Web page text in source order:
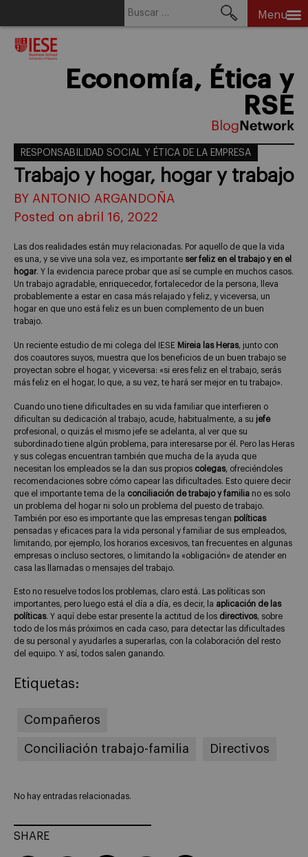
Menu
Economía, Ética y
RSE
RESPONSABILIDAD SOCIAL Y ÉTICA DE LA EMPRESA
Trabajo y hogar, hogar y trabajo
BY ANTONIO ARGANDOÑA
Posted on abril 16, 2022
Las dos realidades están muy relacionadas. Por aquello de que la vida
es una, y se vive una sola vez, es importante ser feliz en el trabajo y en el
hogar. Y la evidencia parece probar que así se cumple en muchos casos.
Un trabajo agradable, enriquecedor, fortalecedor de la persona, lleva
probablemente a estar en casa más relajado y feliz, y viceversa, un
hogar en que uno está feliz es un buen complemento de un buen
trabajo.
Un reciente estudio de mi colega del IESE Mireia las Heras, junto con
dos coautores suyos, muestra que los beneficios de un buen trabajo se
proyectan sobre el hogar, y viceversa: «si eres feliz en el trabajo, serás
más feliz en el hogar, lo que, a su vez, te hará ser mejor en tu trabajo».
Cuando uno tiene dificultades en su vida familiar que interfieren o
dificultan su dedicación al trabajo, acude, habitualmente, a su jefe
profesional, o quizás el mismo jefe se adelanta, al ver que su
subordinado tiene algún problema, para interesarse por él. Pero las Heras
y sus colegas encuentran también que mucha de la ayuda que
necesitan los empleados se la dan sus propios colegas, ofreciéndoles
recomendaciones sobre cómo capear las dificultades. Esto quiere decir
que el importante tema de la conciliación de trabajo y familia no es solo
un problema del hogar ni solo un problema del puesto de trabajo.
También por eso es importante que las empresas tengan políticas
pensadas y eficaces para la vida personal y familiar de sus empleados,
limitando, por ejemplo, los horarios excesivos, tan frecuentes en algunas
empresas o incluso sectores, o limitando la «obligación» de atender en
casa las llamadas o mensajes del trabajo.
Esto no resuelve todos los problemas, claro está. Las políticas son
importantes, pero luego está el día a día, es decir, la aplicación de las
políticas. Y aquí debe estar presente la actitud de los directivos, sobre
todo de los más próximos en cada caso, para detectar las dificultades
de su personal y ayudarles a superarlas, con la colaboración del resto
del equipo. Y así, todos salen ganando.
Etiquetas:
Compañeros
Conciliación trabajo-familia Directivos
No hay entradas relacionadas.
SHARE